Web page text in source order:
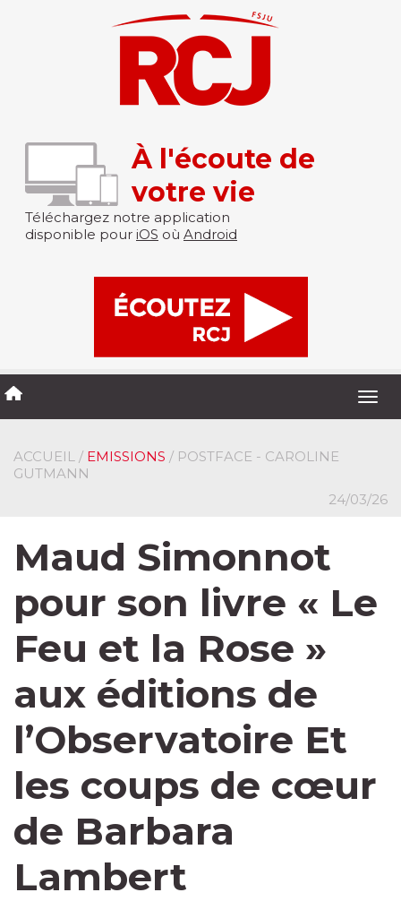
À l'écoute de
votre vie
Téléchargez notre application
disponible pour iOS où Android
ACCUEIL / EMISSIONS / POSTFACE - CAROLINE
GUTMANN
24/03/26
Maud Simonnot
pour son livre « Le
Feu et la Rose »
aux éditions de
l’Observatoire Et
les coups de cœur
de Barbara
Lambert